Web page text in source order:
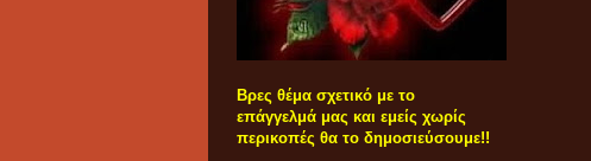
Βρες θέμα σχετικό με το
επάγγελμά μας και εμείς χωρίς
περικοπές θα το δημοσιεύσουμε!!